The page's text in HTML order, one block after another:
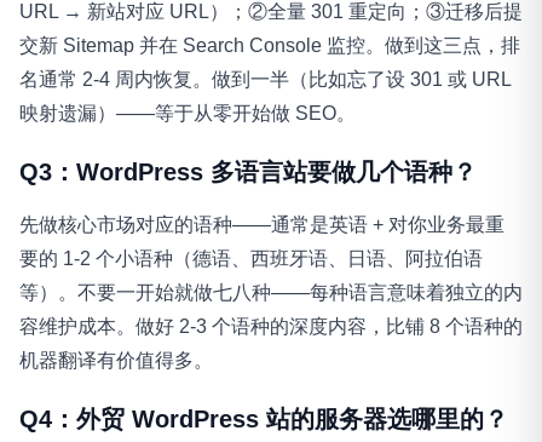
URL → 新站对应 URL）；②全量 301 重定向；③迁移后提
交新 Sitemap 并在 Search Console 监控。做到这三点，排
名通常 2-4 周内恢复。做到一半（比如忘了设 301 或 URL
映射遗漏）——等于从零开始做 SEO。
Q3：WordPress 多语言站要做几个语种？
先做核心市场对应的语种——通常是英语 + 对你业务最重
要的 1-2 个小语种（德语、西班牙语、日语、阿拉伯语
等）。不要一开始就做七八种——每种语言意味着独立的内
容维护成本。做好 2-3 个语种的深度内容，比铺 8 个语种的
机器翻译有价值得多。
Q4：外贸 WordPress 站的服务器选哪里的？